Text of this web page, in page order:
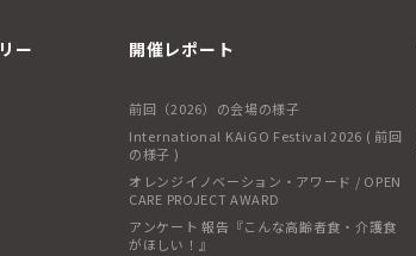
ー 開催レポート
前回（2026）の会場の様子
International KAiGO Festival 2026 ( 前回
の様子 )
オレンジイノベーション・アワード / OPEN
CARE PROJECT AWARD
アンケート 報告『こんな高齢者食・介護食
がほしい！』